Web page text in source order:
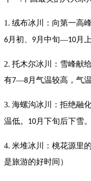
1. 绒布冰川：向第一高
6月初、 9月中旬—10月
2. 托木尔冰川：雪峰献
有7—8月气温较高，气
3. 海螺沟冰川：拒绝融
温低。 10月下旬后下雪
4. 米堆冰川：桃花源里
是旅游的好时间）